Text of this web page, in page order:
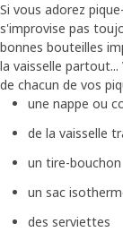
Si vous adorez
s'improvise pas
bonnes bouteilles
la vaisselle
de chacun de vos
une nappe ou
de la vaisselle
un tire-bouchon
un sac
des serviettes